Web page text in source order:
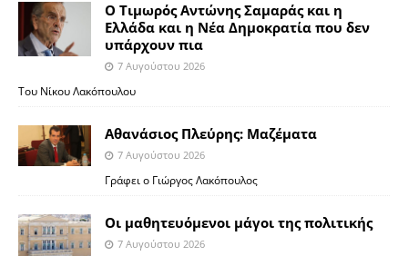
Ο Τιμωρός Αντώνης Σαμαράς και η
Ελλάδα και η Νέα Δημοκρατία που δεν
υπάρχουν πια
7 Αυγούστου 2026
Του Νίκου Λακόπουλου
Αθανάσιος Πλεύρης: Μαζέματα
7 Αυγούστου 2026
Γράφει ο Γιώργος Λακόπουλος
Οι μαθητευόμενοι μάγοι της πολιτικής
7 Αυγούστου 2026